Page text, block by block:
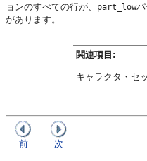
ョンのすべての行が、
part_low
があります。
関連項目:
キャラクタ・セ
前 次